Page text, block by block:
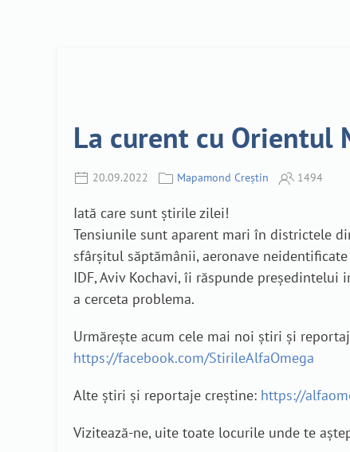
La curent cu Orientul
20.09.2022 Mapamond Creștin 1494
Iată care sunt știrile zilei!
Tensiunile sunt aparent mari în districtele
sfârșitul săptămânii, aeronave
IDF, Aviv Kochavi, îi răspunde
a cerceta problema.
Urmărește acum cele mai noi știri și
https://facebook.com/StirileAlfaOmega
Alte știri și reportaje creștine: https://
Vizitează-ne, uite toate locurile unde te